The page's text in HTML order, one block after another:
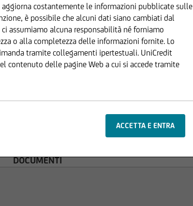
DOCUMENTI
costantemente le informazioni pubblicate sulle
è possibile che alcuni dati siano cambiati dal
assumiamo alcuna responsabilità né forniamo
o alla completezza delle informazioni fornite. Lo
tramite collegamenti ipertestuali. UniCredit
contenuto delle pagine Web a cui si accede tramite
il diritto di apportare modifiche o aggiunte alle